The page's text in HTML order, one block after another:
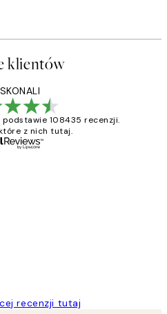
klientów
podstawie 108435 recenzji.
z nich tutaj.
recenzji tutaj